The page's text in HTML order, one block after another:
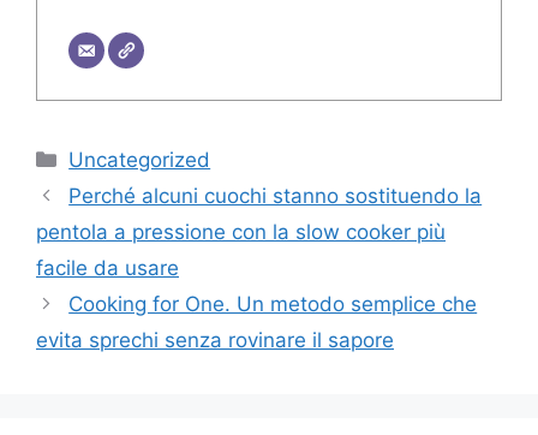
Categorie
Uncategorized
Perché alcuni cuochi stanno sostituendo la
pentola a pressione con la slow cooker più
facile da usare
Cooking for One. Un metodo semplice che
evita sprechi senza rovinare il sapore